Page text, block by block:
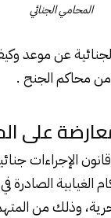
المحامي الجنائي
عن موعد
من محاكم الجنح .
على
398 من قانون
الغيابية الصادرة
وذلك من